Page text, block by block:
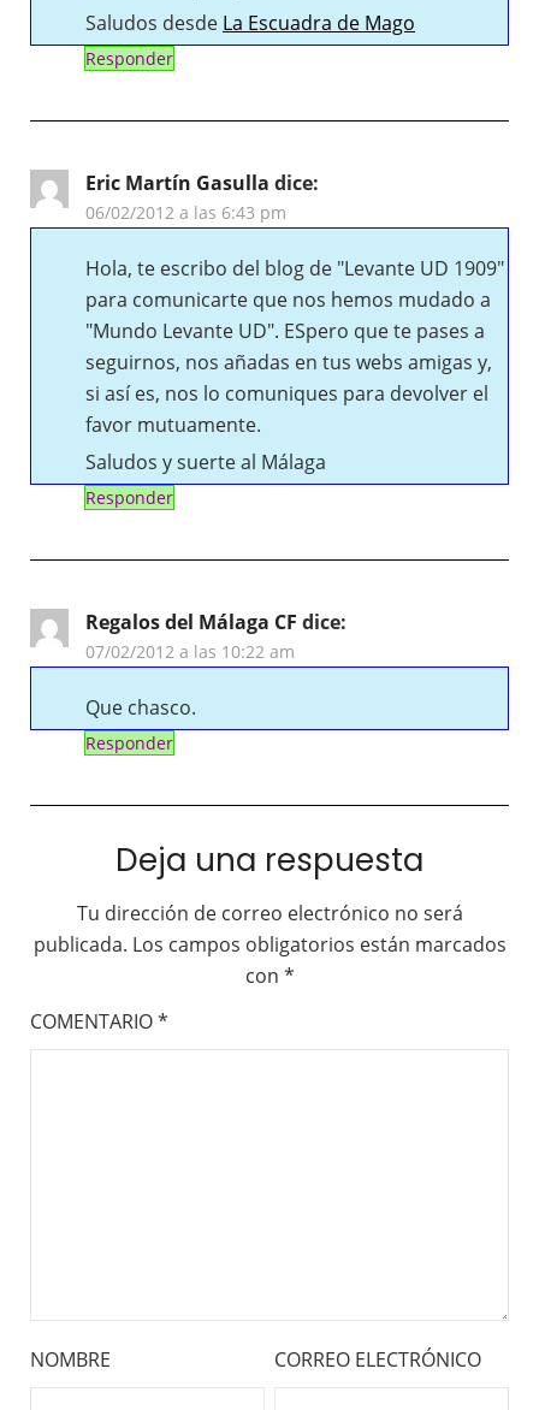
Saludos desde La Escuadra de Mago
Responder
Eric Martín Gasulla dice:
06/02/2012 a las 6:43 pm
Hola, te escribo del blog de "Levante UD 1909"
para comunicarte que nos hemos mudado a
"Mundo Levante UD". ESpero que te pases a
seguirnos, nos añadas en tus webs amigas y,
si así es, nos lo comuniques para devolver el
favor mutuamente.
Saludos y suerte al Málaga
Responder
Regalos del Málaga CF dice:
07/02/2012 a las 10:22 am
Que chasco.
Responder
Deja una respuesta
Tu dirección de correo electrónico no será
publicada. Los campos obligatorios están marcados
con *
COMENTARIO*
NOMBRE CORREO ELECTRÓNICO